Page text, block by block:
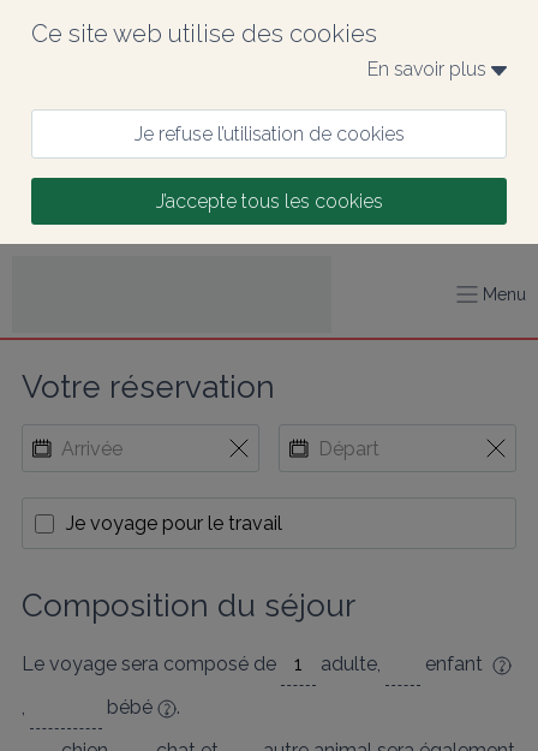
Ce site web utilise des cookies
En savoir plus
Je refuse l’utilisation de cookies
J’accepte tous les cookies
Menu
Votre réservation
Je voyage pour le travail
Composition du séjour
Le voyage sera composé de adulte,
enfant
,
bébé
.